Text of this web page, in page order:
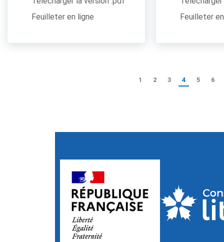
Feuilleter en ligne
Feuilleter
1 2 3 4 5 6